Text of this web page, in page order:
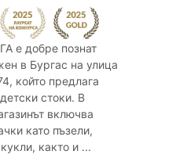
е добре познат
в Бургас на улица
който предлага
стоки. В
включва
като пъзели,
както и ...